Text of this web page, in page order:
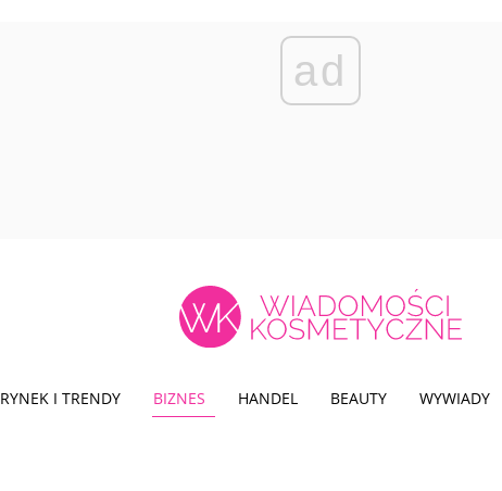
ad
RYNEK I TRENDY BIZNES HANDEL BEAUTY WYWIADY